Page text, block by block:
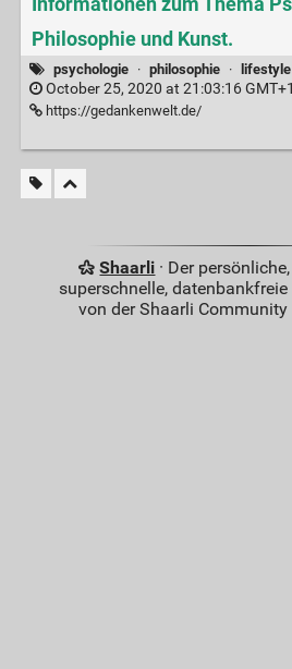
Philosophie und Kunst.
psychologie · philosophie · lifestyle
October 25, 2020 at 21:03:16
https://gedankenwelt.de/
Shaarli · Der
superschnelle,
von der Shaarli Community